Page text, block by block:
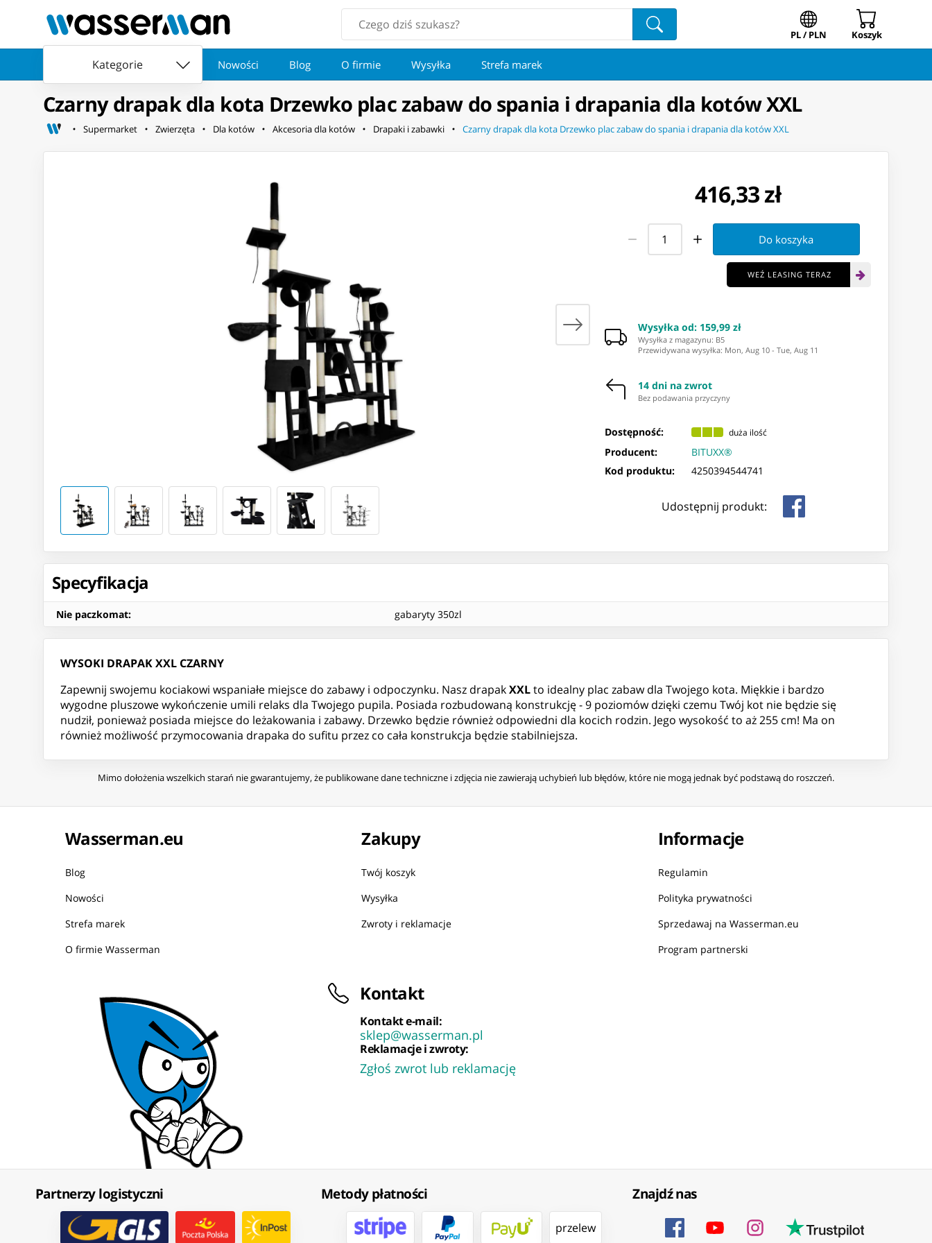
PL / PLN Koszyk
Kategorie Nowości Blog O firmie Wysyłka Strefa marek
Czarny drapak dla kota Drzewko plac zabaw do spania i drapania dla kotów XXL
Supermarket Zwierzęta Dla kotów Akcesoria dla kotów Drapaki i zabawki Czarny drapak dla kota Drzewko plac zabaw do spania i drapania dla kotów XXL
416,33 zł
Do koszyka
WEŹ LEASING TERAZ
Wysyłka od: 159,99 zł
Wysyłka z magazynu: ⁨B5⁩
Przewidywana wysyłka: Mon, Aug 10 -Tue, Aug 11
14 dni na zwrot
Bez podawania przyczyny
Dostępność: duża ilość
Producent:
BITUXX®
Kod produktu:
4250394544741
Udostępnij produkt:
Specyfikacja
Nie paczkomat: gabaryty 350zl
WYSOKI DRAPAK XXL CZARNY
Zapewnij swojemu kociakowi wspaniałe miejsce do zabawy i odpoczynku. Nasz drapakXXLto idealny plac zabaw dla Twojego kota. Miękkie i bardzo
wygodne pluszowe wykończenie umili relaks dla Twojego pupila. Posiada rozbudowaną konstrukcję - 9 poziomów dzięki czemu Twój kot nie będzie się
nudził, ponieważ posiada miejsce do leżakowania i zabawy. Drzewko będzie również odpowiedni dla kocich rodzin. Jego wysokość to aż 255 cm! Ma on
również możliwość przymocowania drapaka do sufitu przez co cała konstrukcja będzie stabilniejsza.
Mimo dołożenia wszelkich starań nie gwarantujemy, że publikowane dane techniczne i zdjęcia nie zawierają uchybień lub błędów, które nie mogą jednak być podstawą do roszczeń.
Wasserman.eu
Blog
Nowości
Strefa marek
O firmie Wasserman
Zakupy
Twój koszyk
Wysyłka
Zwroty i reklamacje
Informacje
Regulamin
Polityka prywatności
Sprzedawaj na Wasserman.eu
Program partnerski
Kontakt
Kontakt e-mail:
sklep@wasserman.pl
Reklamacje i zwroty:
Zgłoś zwrot lub reklamację
Partnerzy logistyczni Metody płatności
przelew
Znajdź nas